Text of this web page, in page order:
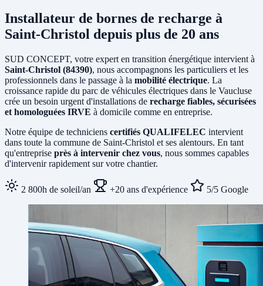
Installateur de bornes de recharge à
Saint-Christol depuis plus de 20 ans
SUD CONCEPT, votre expert en transition énergétique intervient à
Saint-Christol (84390), nous accompagnons les particuliers et les
professionnels dans le passage à la mobilité électrique. La
croissance rapide du parc de véhicules électriques dans le Vaucluse
crée un besoin urgent d'installations de recharge fiables, sécurisées
et homologuées IRVE à domicile comme en entreprise.
Notre équipe de techniciens certifiés QUALIFELEC intervient
dans toute la commune de Saint-Christol et ses alentours. En tant
qu'entreprise près à intervenir chez vous, nous sommes capables
d'intervenir rapidement sur votre chantier.
2 800h de soleil/an +20 ans d'expérience 5/5 Google